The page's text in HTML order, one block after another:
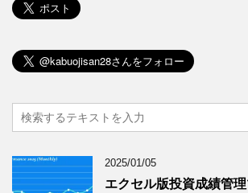
2025/01/05
エクセル版投資成績管